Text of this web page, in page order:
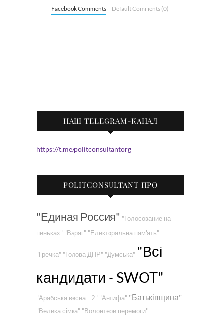
Facebook Comments Default Comments (0)
НАШ TELEGRAM-КАНАЛ
https://t.me/politconsultantorg
POLITCONSULTANT ПРО
"Единая Россия" "Голосование на
пеньках" "Варяг" "Електоральна пам'ять"
"Гречка" "Голова ДНР" "Думська" "Всі
кандидати - SWOT"
"Арабська весна - 2" "Антифа" "Батьківщина"
"Велика сімка" "Волонтери перемоги"